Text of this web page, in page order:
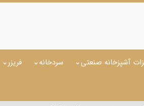
آشپزخانه صنعتی سردخانه فریزر